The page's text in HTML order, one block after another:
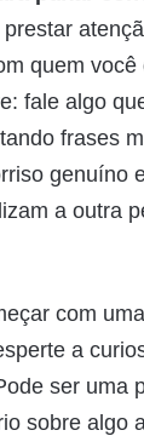
quem você
fale algo
frases
genuíno
a outra
com
a
ser uma
sobre algo